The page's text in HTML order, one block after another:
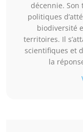
décennie. Son
politiques
biodiversité
territoires. Il
scientifiques et
la